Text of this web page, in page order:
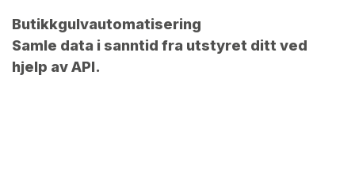
Butikkgulvautomatisering
Samle data i sanntid fra utstyret ditt ved
hjelp av API.